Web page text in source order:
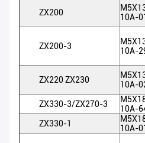
ZX200
10A-
ZX200-3
10A-
ZX220 ZX230
10A-
ZX330-3/ZX270-3
10A-
ZX330-1
10A-